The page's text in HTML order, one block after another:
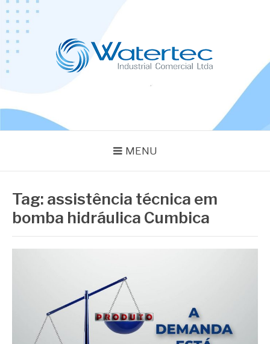
Pular
para
conteúdo
MENU
Tag: assistência técnica em
bomba hidráulica Cumbica